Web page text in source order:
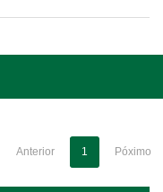
Anterior 1 Póximo